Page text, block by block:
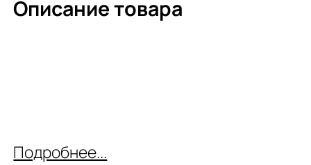
Описание товара
Подробнее...